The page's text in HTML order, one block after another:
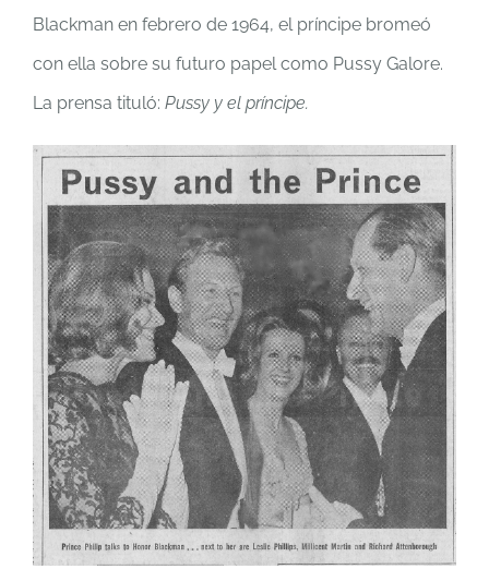
Blackman en febrero de 1964, el príncipe bromeó
con ella sobre su futuro papel como Pussy Galore.
La prensa tituló: Pussy y el príncipe.